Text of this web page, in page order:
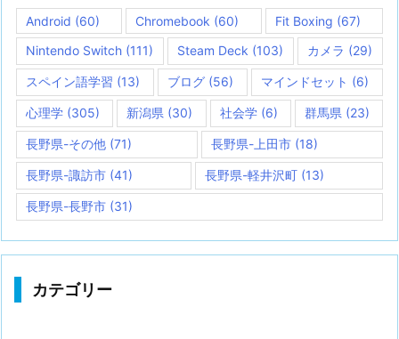
Android (60) Chromebook (60) Fit Boxing (67)
Nintendo Switch (111) Steam Deck (103) カメラ (29)
スペイン語学習 (13) ブログ (56) マインドセット (6)
心理学 (305) 新潟県 (30) 社会学(6) 群馬県 (23)
長野県-その他 (71) 長野県-上田市(18)
長野県-諏訪市 (41) 長野県-軽井沢町 (13)
長野県-長野市 (31)
カテゴリー